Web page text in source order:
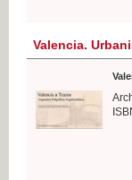
Valencia.